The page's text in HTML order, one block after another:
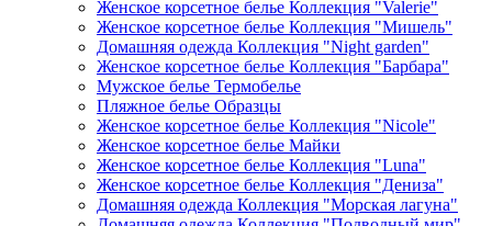
Женское корсетное белье Коллекция "Valerie"
Женское корсетное белье Коллекция "Мишель"
Домашняя одежда Коллекция "Night garden"
Женское корсетное белье Коллекция "Барбара"
Мужское белье Термобелье
Пляжное белье Образцы
Женское корсетное белье Коллекция "Nicole"
Женское корсетное белье Майки
Женское корсетное белье Коллекция "Luna"
Женское корсетное белье Коллекция "Дениза"
Домашняя одежда Коллекция "Морская лагуна"